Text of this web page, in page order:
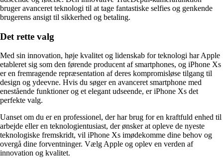
bruger avanceret teknologi til at tage fantastiske selfies og genkende
brugerens ansigt til sikkerhed og betaling.
Det rette valg
Med sin innovation, høje kvalitet og lidenskab for teknologi har Apple
etableret sig som den førende producent af smartphones, og iPhone Xs
er en fremragende repræsentation af deres kompromisløse tilgang til
design og ydeevne. Hvis du søger en avanceret smartphone med
enestående funktioner og et elegant udseende, er iPhone Xs det
perfekte valg.
Uanset om du er en professionel, der har brug for en kraftfuld enhed til
arbejde eller en teknologientusiast, der ønsker at opleve de nyeste
teknologiske fremskridt, vil iPhone Xs imødekomme dine behov og
overgå dine forventninger. Vælg Apple og oplev en verden af ​​
innovation og kvalitet.